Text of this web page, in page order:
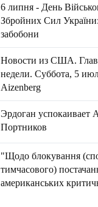
6 липня - День
Збройних Сил
забобони
Новости из США.
недели. Суббота, 5
Aizenberg
Эрдоган успокаивает
Портников
"Щодо блокування
тимчасового)
американських